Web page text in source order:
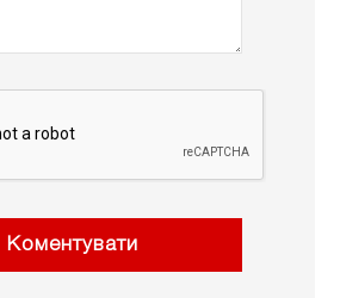
Коментувати